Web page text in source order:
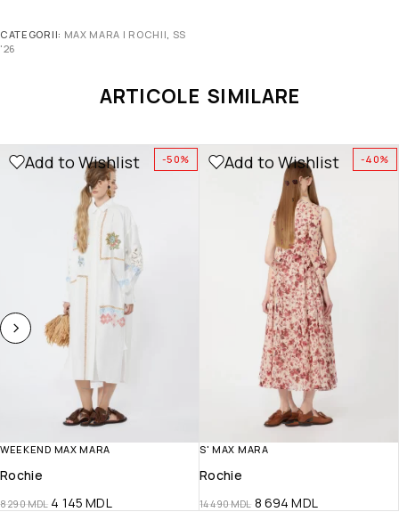
CATEGORII: MAX MARA | ROCHII, SS
'26
ARTICOLE SIMILARE
-50%
Add to Wishlist
WEEKEND MAX MARA
Rochie
8 290MDL 4 145MDL
-40%
Add to Wishlist
S' MAX MARA
Rochie
14 490MDL 8 694MDL